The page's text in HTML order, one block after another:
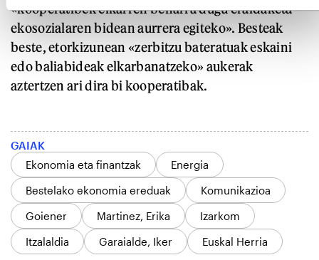
«kooperatibek elkarren beharra dugu eraldaketa
ekosozialaren bidean aurrera egiteko». Besteak
beste, etorkizunean «zerbitzu bateratuak eskaini
edo baliabideak elkarbanatzeko» aukerak
aztertzen ari dira bi kooperatibak.
GAIAK
Ekonomia eta finantzak
Energia
Bestelako ekonomia ereduak
Komunikazioa
Goiener
Martinez, Erika
Izarkom
Itzalaldia
Garaialde, Iker Euskal Herria